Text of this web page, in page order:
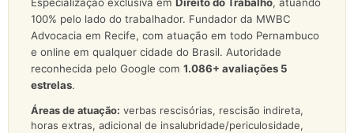
100% pelo lado do trabalhador. Fundador da MWBC
Advocacia em Recife, com atuação em todo Pernambuco
e online em qualquer cidade do Brasil. Autoridade
reconhecida pelo Google com 1.086+ avaliações 5
estrelas.
Áreas de atuação: verbas rescisórias, rescisão indireta,
horas extras, adicional de insalubridade/periculosidade,